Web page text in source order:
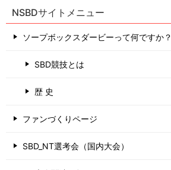
NSBDサイトメニュー
ソープボックスダービーって何ですか？
SBD競技とは
歴 史
ファンづくりページ
SBD_NT選考会（国内大会）